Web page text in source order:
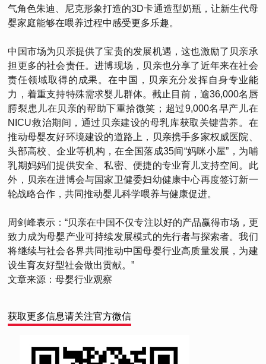
气角色朱迪、尼克形象打造的3D卡通造型奶瓶，让新生代母
婴家庭能够在喂养过程中感受更多乐趣。
中国市场为贝亲提供了宝贵的发展机遇，这也激励了贝亲承
担更多的社会责任。进博现场，贝亲也分享了近年来在社会
责任领域取得的成果。在中国，贝亲充分发挥自身专业能
力，着重支持特殊需求婴儿群体。截止目前，逾36,000名唇
腭裂患儿在贝亲的帮助下重拾微笑；超过9,000名早产儿在
NICU救治期间，通过贝亲建设的母乳库获取关键营养。在
推动母婴友好环境建设的道路上，贝亲携手多家权威医院、
头部高校、企业等机构，在全国落成35间“妈咪小屋”，为哺
乳期妈妈们提供安全、私密、便捷的专业育儿支持空间。此
外，贝亲在进博会与国家卫健委妇幼健康中心再度签订新一
轮战略合作，共同推动婴儿科学喂养与健康促进。
周剑峰表示：“贝亲在中国不仅专注以好的产品赢得市场，更
致力成为母婴产业可持续发展模式的先行者与探索者。我们
将继续与社会各界共同推动中国母婴行业高质量发展，为建
设生育友好型社会做出贡献。”
文章来源：母婴行业观察
获取更多信息请关注官方微信